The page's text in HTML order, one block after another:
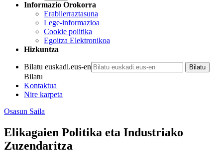
Informazio Orokorra
Erabilerraztasuna
Lege-informazioa
Cookie politika
Egoitza Elektronikoa
Hizkuntza
Bilatu euskadi.eus-en
Bilatu
Kontaktua
Nire karpeta
Osasun Saila
Elikagaien Politika eta Industriako
Zuzendaritza